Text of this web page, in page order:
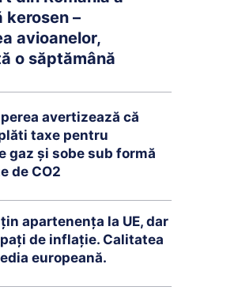
kerosen –
avioanelor,
o săptămână
avertizează că
taxe pentru
gaz și sobe sub formă
de CO2
apartenența la UE, dar
de inflație. Calitatea
europeană.